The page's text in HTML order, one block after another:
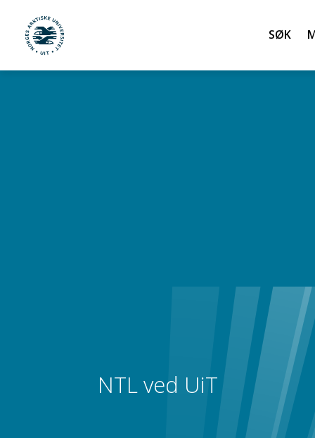
UiT Noregs arktiske universitet Søk
NTL ved UiT